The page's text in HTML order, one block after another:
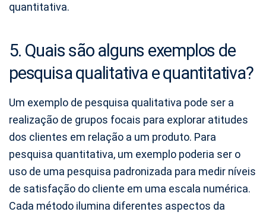
quantitativa.
5. Quais são alguns exemplos de
pesquisa qualitativa e quantitativa?
Um exemplo de pesquisa qualitativa pode ser a
realização de grupos focais para explorar atitudes
dos clientes em relação a um produto. Para
pesquisa quantitativa, um exemplo poderia ser o
uso de uma pesquisa padronizada para medir níveis
de satisfação do cliente em uma escala numérica.
Cada método ilumina diferentes aspectos da